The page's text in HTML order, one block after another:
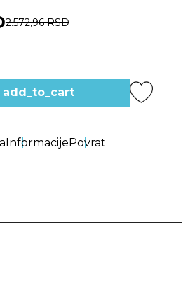
2.572,96 RSD
add_to_cart
InformacijePovrat